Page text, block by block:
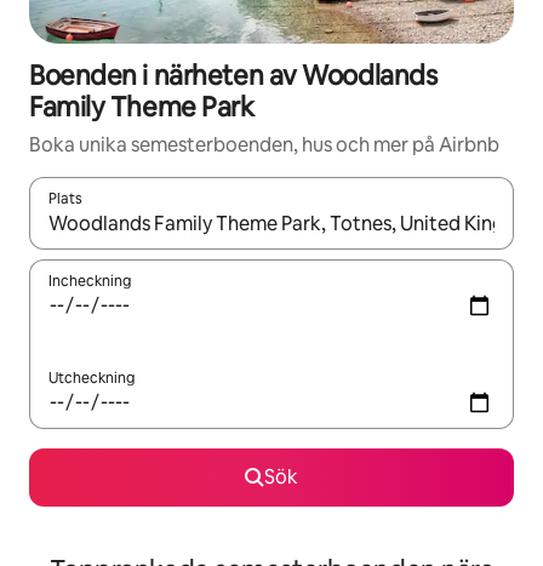
Boenden i närheten av Woodlands
Family Theme Park
Boka unika semesterboenden, hus och mer på Airbnb
Plats
När resultaten är tillgängliga kan du navigera med upp- och
Incheckning
Utcheckning
Sök